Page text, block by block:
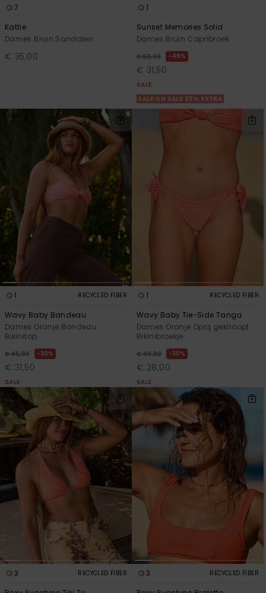
7
Kattie
Dames Bruin Sandalen
€ 35,00
1
Sunset Memories Solid
Dames Bruin Capribroek
€ 60,00 48%
€ 31,50
SALE
SALE ON SALE 25% EXTRA
1 RECYCLED FIBER
Wavy Baby Bandeau
Dames Oranje Bandeau
Bikinitop
€ 45,00 30%
€ 31,50
SALE
1 RECYCLED FIBER
Wavy Baby Tie-Side Tanga
Dames Oranje Opzij geknoopt
Bikinibroekje
€ 40,00 30%
€ 28,00
SALE
3 RECYCLED FIBER 3 RECYCLED FIBER